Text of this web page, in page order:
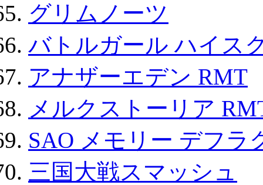
グリムノーツ
バトルガール ハイス
アナザーエデン RMT
メルクストーリア
SAO メモリー デフラ
三国大戦スマッシュ